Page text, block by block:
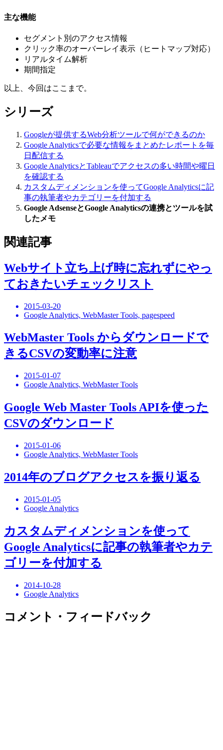
主な機能
セグメント別のアクセス情報
クリック率のオーバーレイ表示（ヒートマップ対応）
リアルタイム解析
期間指定
以上、今回はここまで。
シリーズ
Googleが提供するWeb分析ツールで何ができるのか
Google Analyticsで必要な情報をまとめたレポートを毎
日配信する
Google AnalyticsとTableauでアクセスの多い時間や曜日
を確認する
カスタムディメンションを使ってGoogle Analyticsに記
事の執筆者やカテゴリーを付加する
Google AdsenseとGoogle Analyticsの連携とツールを試
したメモ
関連記事
Webサイト立ち上げ時に忘れずにやっ
ておきたいチェックリスト
2015-03-20
Google Analytics, WebMaster Tools, pagespeed
WebMaster Tools からダウンロードで
きるCSVの変動率に注意
2015-01-07
Google Analytics, WebMaster Tools
Google Web Master Tools APIを使った
CSVのダウンロード
2015-01-06
Google Analytics, WebMaster Tools
2014年のブログアクセスを振り返る
2015-01-05
Google Analytics
カスタムディメンションを使って
Google Analyticsに記事の執筆者やカテ
ゴリーを付加する
2014-10-28
Google Analytics
コメント・フィードバック